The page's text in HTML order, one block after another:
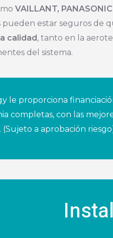
VAILLANT,
pueden estar seguros de
calidad , tanto en la
del sistema.
le proporciona
completas, con las
a aprobación